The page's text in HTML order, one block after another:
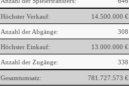
Höchster Verkauf: 14.500.000 €
Anzahl der Abgänge: 308
Höchster Einkauf: 13.000.000 €
Anzahl der Zugänge: 338
Gesamtumsatz: 781.727.573 €